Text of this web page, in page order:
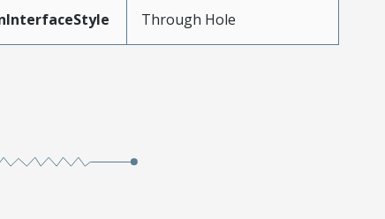
Through Hole